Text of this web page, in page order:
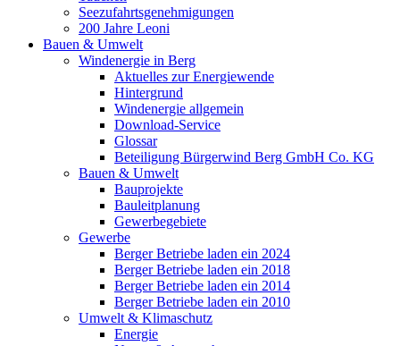
Seezufahrtsgenehmigungen
200 Jahre Leoni
Bauen & Umwelt
Windenergie in Berg
Aktuelles zur Energiewende
Hintergrund
Windenergie allgemein
Download-Service
Glossar
Beteiligung Bürgerwind Berg GmbH Co. KG
Bauen & Umwelt
Bauprojekte
Bauleitplanung
Gewerbegebiete
Gewerbe
Berger Betriebe laden ein 2024
Berger Betriebe laden ein 2018
Berger Betriebe laden ein 2014
Berger Betriebe laden ein 2010
Umwelt & Klimaschutz
Energie